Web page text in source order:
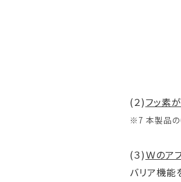
(２)フッ素
※7 本製品の
(３)Ｗのア
バリア機能